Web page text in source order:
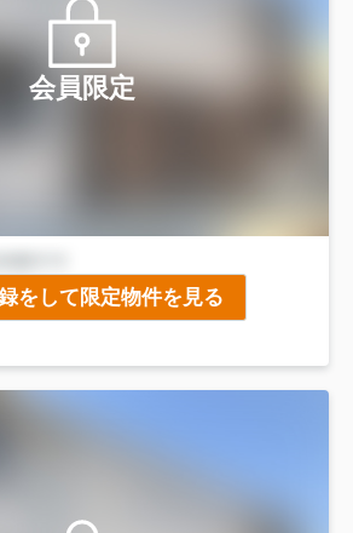
会員限定
をして限定物件を見る